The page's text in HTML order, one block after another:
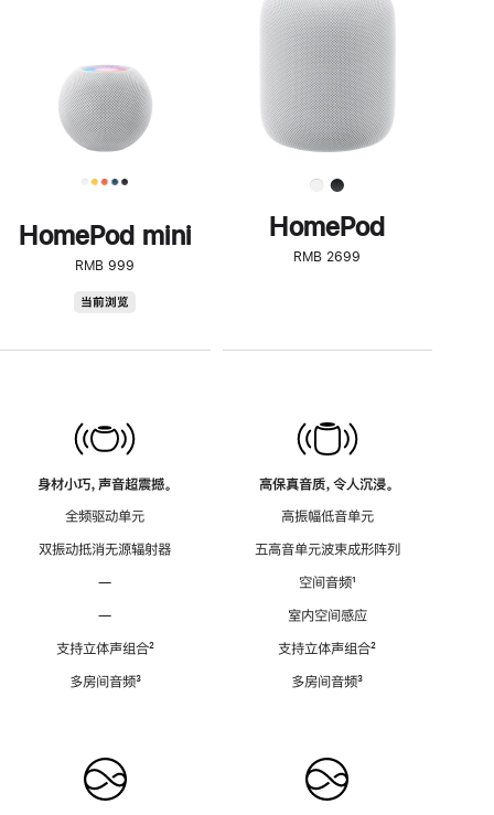
HomePod mini
RMB 999
当前浏览
身材小巧，声音超震撼。
全频驱动单元
双振动抵消无源辐射器
—
—
支持立体声组合脚
²
多房间音频脚
³
了
解
HomePod<
HomePod
RMB 2699
高保真音质，令人沉浸。
高振幅低音单元
五高音单元波束成形阵列
空间音频脚
¹
室内空间感应
支持立体声组合脚
²
多房间音频脚
³